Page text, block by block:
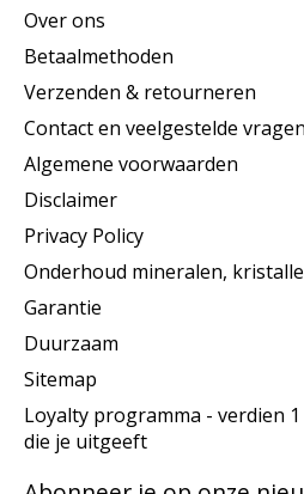
Over ons
Betaalmethoden
Verzenden & retourneren
Contact en veelgestelde vragen
Algemene voorwaarden
Disclaimer
Privacy Policy
Onderhoud mineralen,
Garantie
Duurzaam
Sitemap
Loyalty programma - verdien
die je uitgeeft